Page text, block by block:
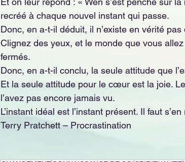
recréé à chaque nouvel instant qui passe.
Donc, en a-t-il déduit, il n’existe en vérité
Clignez des yeux, et le monde que vous
fermés.
Donc, en a-t-il conclu, la seule attitude que
Et la seule attitude pour le cœur est la joie.
l’avez pas encore jamais vu.
L’instant idéal est l’instant présent. Il faut
Terry Pratchett – Procrastination